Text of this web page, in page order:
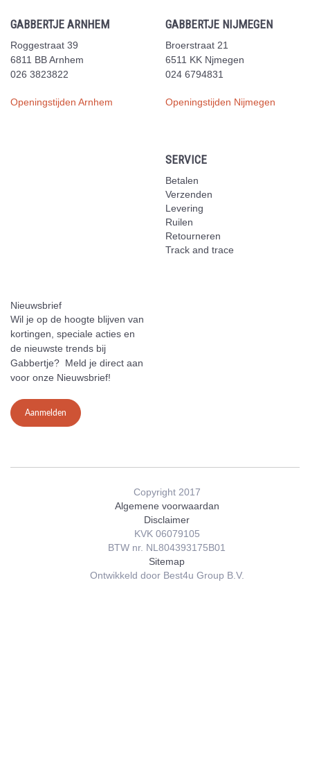
GABBERTJE ARNHEM
Roggestraat 39
6811 BB Arnhem
026 3823822
Openingstijden Arnhem
GABBERTJE NIJMEGEN
Broerstraat 21
6511 KK Njmegen
024 6794831
Openingstijden Nijmegen
SERVICE
Betalen
Verzenden
Levering
Ruilen
Retourneren
Track and trace
Nieuwsbrief
Wil je op de hoogte blijven van
kortingen, speciale acties en
de nieuwste trends bij
Gabbertje? Meld je direct aan
voor onze Nieuwsbrief!
Aanmelden
Copyright 2017
Algemene voorwaardan
Disclaimer
KVK 06079105
BTW nr. NL804393175B01
Sitemap
Ontwikkeld door Best4u Group B.V.